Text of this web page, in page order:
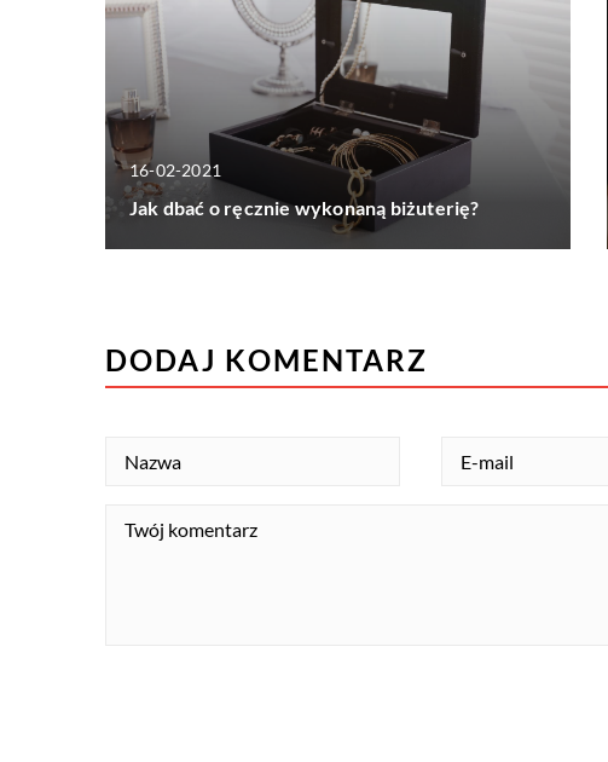
16-02-2021
Jak dbać o ręcznie wykonaną biżuterię?
DODAJ KOMENTARZ